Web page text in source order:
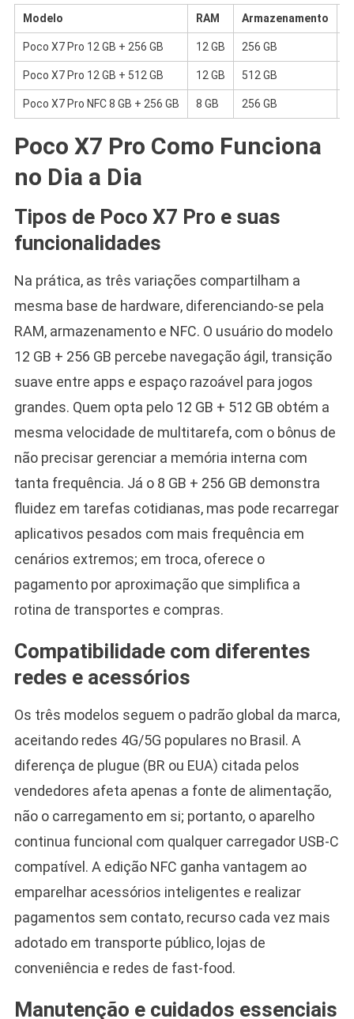
Modelo RAM Armazenamento
Poco X7 Pro 12 GB + 256 GB 12 GB 256 GB
Poco X7 Pro 12 GB + 512 GB 12 GB 512 GB
Poco X7 Pro NFC 8 GB + 256 GB 8 GB 256 GB
Poco X7 Pro Como Funciona
no Dia a Dia
Tipos de Poco X7 Pro e suas
funcionalidades
Na prática, as três variações compartilham a
mesma base de hardware, diferenciando-se pela
RAM, armazenamento e NFC. O usuário do modelo
12 GB + 256 GB percebe navegação ágil, transição
suave entre apps e espaço razoável para jogos
grandes. Quem opta pelo 12 GB + 512 GB obtém a
mesma velocidade de multitarefa, com o bônus de
não precisar gerenciar a memória interna com
tanta frequência. Já o 8 GB + 256 GB demonstra
fluidez em tarefas cotidianas, mas pode recarregar
aplicativos pesados com mais frequência em
cenários extremos; em troca, oferece o
pagamento por aproximação que simplifica a
rotina de transportes e compras.
Compatibilidade com diferentes
redes e acessórios
Os três modelos seguem o padrão global da marca,
aceitando redes 4G/5G populares no Brasil. A
diferença de plugue (BR ou EUA) citada pelos
vendedores afeta apenas a fonte de alimentação,
não o carregamento em si; portanto, o aparelho
continua funcional com qualquer carregador USB-C
compatível. A edição NFC ganha vantagem ao
emparelhar acessórios inteligentes e realizar
pagamentos sem contato, recurso cada vez mais
adotado em transporte público, lojas de
conveniência e redes de fast-food.
Manutenção e cuidados essenciais